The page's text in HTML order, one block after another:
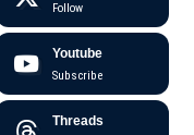
Follow
Youtube
Subscribe
Threads